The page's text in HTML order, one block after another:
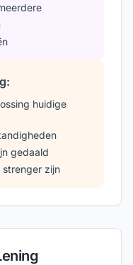
huidige
gedaald
strenger zijn